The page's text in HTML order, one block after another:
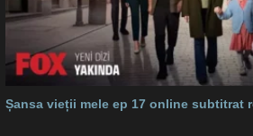
Șansa vieții mele ep 17 online subtitrat